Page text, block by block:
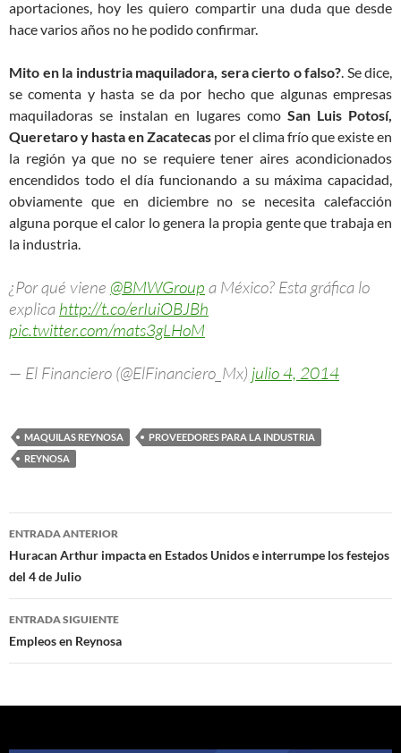
aportaciones, hoy les quiero compartir una duda que desde
hace varios años no he podido confirmar.
Mito en la industria maquiladora, sera cierto o falso?. Se dice,
se comenta y hasta se da por hecho que algunas empresas
maquiladoras se instalan en lugares como San Luis Potosí,
Queretaro y hasta en Zacatecas por el clima frío que existe en
la región ya que no se requiere tener aires acondicionados
encendidos todo el día funcionando a su máxima capacidad,
obviamente que en diciembre no se necesita calefacción
alguna porque el calor lo genera la propia gente que trabaja en
la industria.
¿Por qué viene @BMWGroup a México? Esta gráfica lo
explica http://t.co/erIuiOBJBh
pic.twitter.com/mats3gLHoM
— El Financiero (@ElFinanciero_Mx) julio 4, 2014
MAQUILAS REYNOSA
PROVEEDORES PARA LA INDUSTRIA
REYNOSA
Navegación
de
entradas
ENTRADA ANTERIOR
Huracan Arthur impacta en Estados Unidos e interrumpe los festejos
del 4 de Julio
ENTRADA SIGUIENTE
Empleos en Reynosa